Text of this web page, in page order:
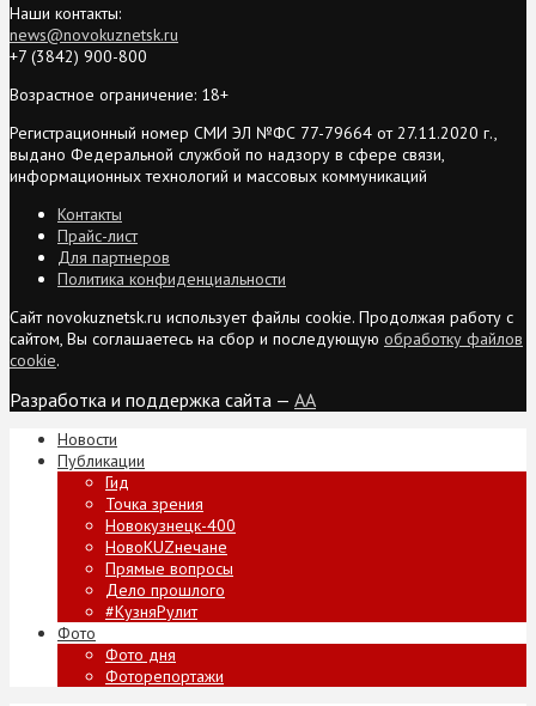
Наши контакты:
news@novokuznetsk.ru
+7 (3842) 900-800
Возрастное ограничение: 18+
Регистрационный номер СМИ ЭЛ №ФС 77-79664 от 27.11.2020 г.,
выдано Федеральной службой по надзору в сфере связи,
информационных технологий и массовых коммуникаций
Контакты
Прайс-лист
Для партнеров
Политика конфиденциальности
Сайт novokuznetsk.ru использует файлы cookie. Продолжая работу с
сайтом, Вы соглашаетесь на сбор и последующую обработку файлов
cookie.
Разработка и поддержка сайта — AA
Новости
Публикации
Гид
Точка зрения
Новокузнецк-400
НовоKUZнечане
Прямые вопросы
Дело прошлого
#КузняРулит
Фото
Фото дня
Фоторепортажи